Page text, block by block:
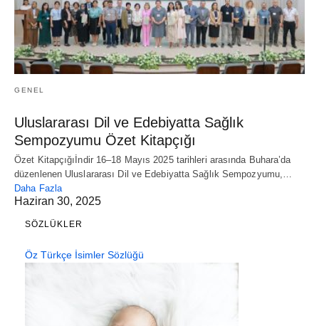
GENEL
Uluslararası Dil ve Edebiyatta Sağlık
Sempozyumu Özet Kitapçığı
Özet Kitapçığıİndir 16–18 Mayıs 2025 tarihleri arasında Buhara’da
düzenlenen Uluslararası Dil ve Edebiyatta Sağlık Sempozyumu,…
Daha Fazla
Haziran 30, 2025
SÖZLÜKLER
Öz Türkçe İsimler Sözlüğü